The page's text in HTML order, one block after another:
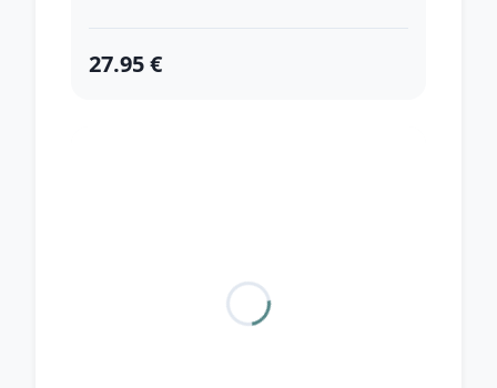
27.95 €